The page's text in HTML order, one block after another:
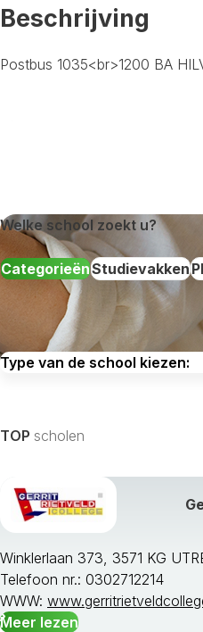
Beschrijving
Postbus 1035<br>1200 BA
Welke school zoekt u?
CategorieënStudievakken
Alle studievakken weergeven »
TOP scholen
Winklerlaan 373, 3571 KG
Telefoon nr.: 0302712214
WWW:
Meer lezen